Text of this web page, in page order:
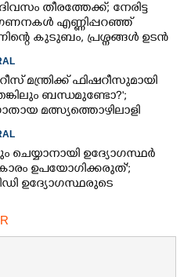
ദിവസം തീരത്തേക്ക്; നേരിട്ട
എണ്ണിപ്പറഞ്ഞ്
കുടുബം,​ പ്രശ്നങ്ങൾ ഉടൻ
മന്ത്രിക്ക് ഫിഷറീസുമായി
ബന്ധമുണ്ടോ?';
മത്സ്യത്തൊഴിലാളി
ചെയ്യാനായി ഉദ്യോഗസ്ഥർ
ഉപയോഗിക്കരുത്';
ഉദ്യോഗസ്ഥരുടെ